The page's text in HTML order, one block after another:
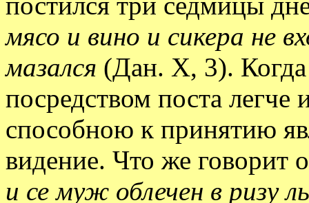
мясо и вино и сикера не
мазался (Дан. X, 3).
посредством поста легче
способною к принятию
видение. Что же говорит
и се муж облечен в ризу